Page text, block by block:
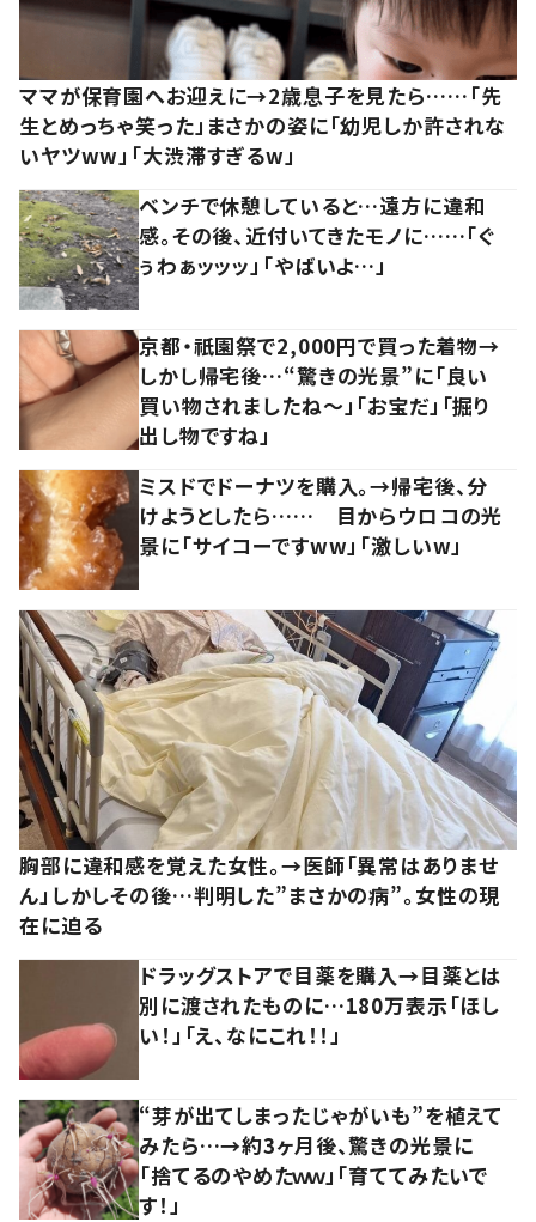
ママが保育園へお迎えに→2歳息子を見たら……「先
生とめっちゃ笑った」まさかの姿に「幼児しか許されな
いヤツww」「大渋滞すぎるw」
ベンチで休憩していると…遠方に違和
感。その後、近付いてきたモノに……「ぐ
ぅわぁッッッ」「やばいよ…」
京都・祇園祭で2,000円で買った着物→
しかし帰宅後…“驚きの光景”に「良い
買い物されましたね～」「お宝だ」「掘り
出し物ですね」
ミスドでドーナツを購入。→帰宅後、分
けようとしたら…… 目からウロコの光
景に「サイコーですww」「激しいw」
胸部に違和感を覚えた女性。→医師「異常はありませ
ん」しかしその後…判明した”まさかの病”。女性の現
在に迫る
ドラッグストアで目薬を購入→目薬とは
別に渡されたものに…180万表示「ほし
い！」「え、なにこれ！！」
“芽が出てしまったじゃがいも”を植えて
みたら…→約3ヶ月後、驚きの光景に
「捨てるのやめたｗｗ」「育ててみたいで
す！」